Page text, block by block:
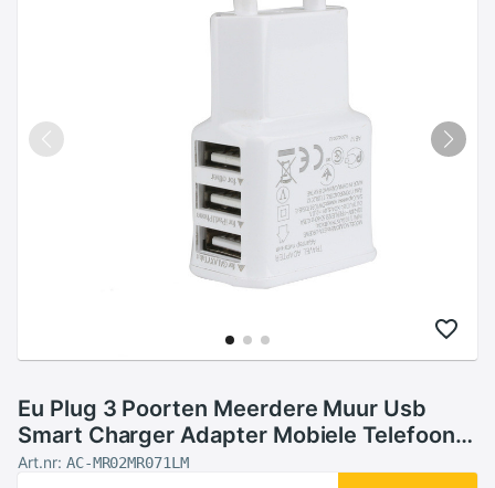
Eu Plug 3 Poorten Meerdere Muur Usb
Smart Charger Adapter Mobiele Telefoon
Apparaat 5V 2A Snel Opladen voor Iphone
Art.nr: AC-MR02MR071LM